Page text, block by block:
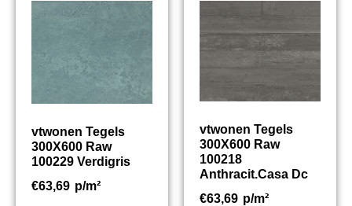
vtwonen Tegels
300X600 Raw
100229 Verdigris
€63,69 p/m²
vtwonen Tegels
300X600 Raw
100218
Anthracit.Casa Dc
€63,69 p/m²